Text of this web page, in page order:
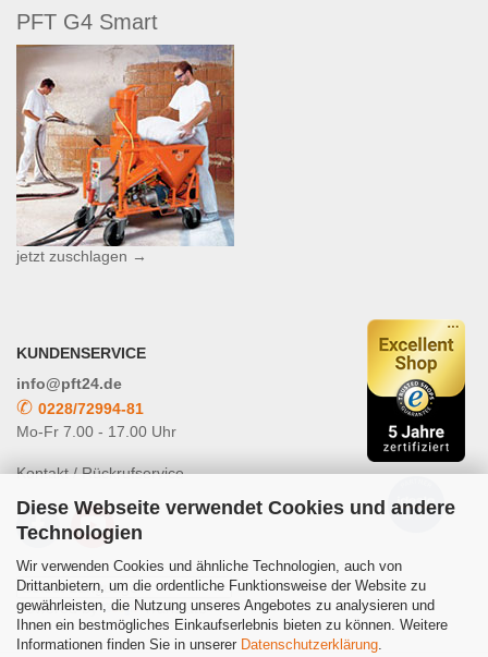
Diese Webseite verwendet Cookies und andere
Technologien
Wir verwenden Cookies und ähnliche Technologien, auch von
Drittanbietern, um die ordentliche Funktionsweise der Website zu
gewährleisten, die Nutzung unseres Angebotes zu analysieren und
Ihnen ein bestmögliches Einkaufserlebnis bieten zu können. Weitere
Informationen finden Sie in unserer Datenschutzerklärung
PFT G4 Smart
jetzt zuschlagen →
KUNDENSERVICE
info@pft24.de
✆ 0228/72994-81
Mo-Fr 7.00 - 17.00 Uhr
Kontakt / Rückrufservice
Powered by Translate